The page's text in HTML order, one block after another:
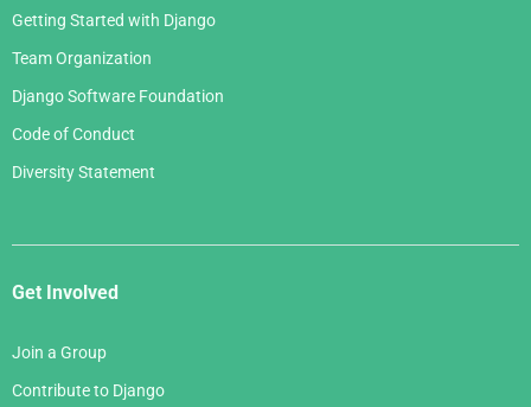
Getting Started with Django
Team Organization
Django Software Foundation
Code of Conduct
Diversity Statement
Get Involved
Join a Group
Contribute to Django